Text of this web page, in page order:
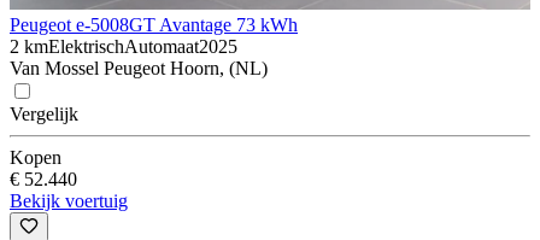
Peugeot e-5008GT Avantage 73 kWh
2 kmElektrischAutomaat2025
Van Mossel Peugeot Hoorn, (NL)
Vergelijk
Kopen
€ 52.440
Bekijk voertuig